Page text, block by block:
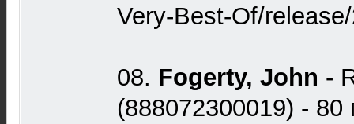
Very-Best-Of/
08. Fogerty, John -
(888072300019) - 80